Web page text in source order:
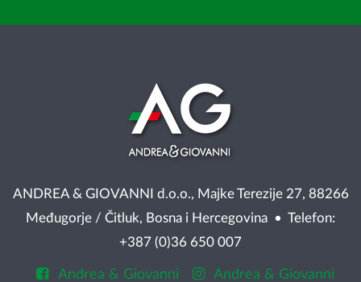
ANDREA & GIOVANNI d.o.o., Majke Terezije 27, 88266
Međugorje / Čitluk, Bosna i Hercegovina • Telefon:
+387 (0)36 650 007
Andrea & Giovanni Andrea & Giovanni